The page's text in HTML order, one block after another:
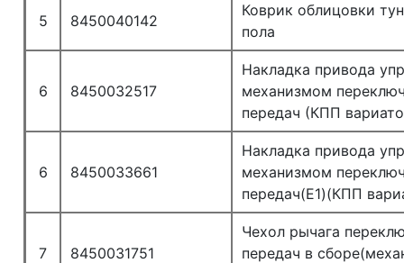
5 8450040142
Коврик облицовки
пола
6 8450032517
Накладка привода
механизмом
передач (КПП
6 8450033661
Накладка привода
механизмом
передач(Е1)(КПП
7 8450031751
Чехол рычага
передач в